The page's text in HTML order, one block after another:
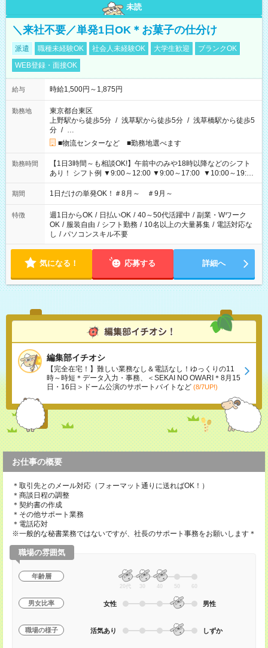
未読
＼来社不要／単発1日OK＊お菓子の仕分け
派遣 職種未経験OK 社会人未経験OK 大学生歓迎
ブランクOK
WEB登録・面接OK
給与 時給1,500円～1,875円
勤務地
東京都台東区
上野駅から徒歩5分 / 浅草駅から徒歩5分 / 浅草橋駅から徒歩5
分 / …
■物流センターなど ■勤務地選べます
勤務時間
【1日3時間～も相談OK!】午前中のみや18時以降などのシフト
あり！ シフト例 ▼9:00～12:00 ▼9:00～17:00 ▼10:00～19:00
▼18:00～21:00
期間 1日だけの単発OK！＃8月～ ＃9月～
特徴 週1日からOK / 日払いOK / 40～50代活躍中 / 副業・Wワーク
OK / 服装自由 / シフト勤務 / 10名以上の大量募集 / 電話対応な
し / パソコンスキル不要
気になる！ 応募する 詳細へ
編集部イチオシ
【完全在宅！】難しい業務なし＆電話なし！ゆっくりの11
時～時短＊データ入力・事務、＜SEKAI NO OWARI＊8月15
日・16日＞ドーム公演のサポートバイトなど (8/7UP!)
お仕事の概要
＊取引先とのメール対応（フォーマット通りに送ればOK！）
＊商談日程の調整
＊契約書の作成
＊その他サポート業務
＊電話応対
※一般的な秘書業務ではないですが、社長のサポート事務をお願いします＊
職場の雰囲気
年齢層
20代 30 40 50 60
男女比率 女性 男性
職場の様子 活気あり しずか